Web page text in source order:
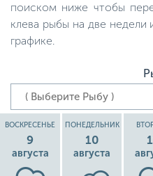
поиском ниже чтобы
клева рыбы на две недели
графике.
ВОСКРЕСЕНЬЕ
9
августа
ПОНЕДЕЛЬНИК
10
августа